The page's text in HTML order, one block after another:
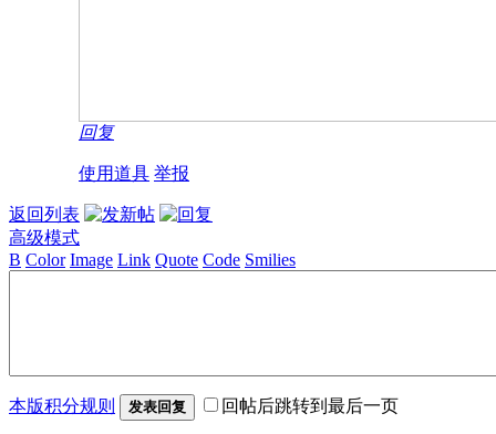
回复
使用道具 举报
返回列表
高级模式
B Color Image Link Quote Code Smilies
本版积分规则 发表回复 回帖后跳转到最后一页